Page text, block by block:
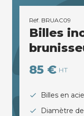
Réf. BRUAC09
Billes
85 € HT
Billes en
Diamètre